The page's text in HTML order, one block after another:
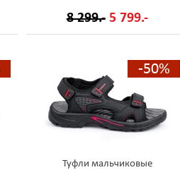
8 299.- 5 799.-
-50%
Туфли мальчиковые